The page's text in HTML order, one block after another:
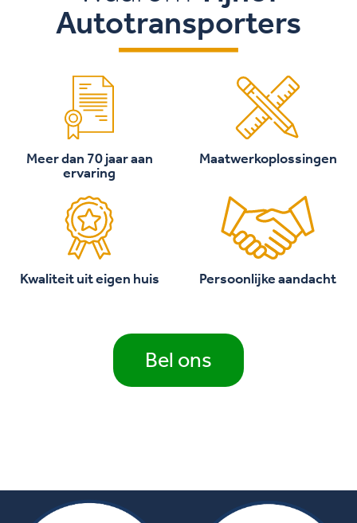
Autotransporters
Meer dan 70 jaar aan
ervaring
Maatwerkoplossingen
Kwaliteit uit eigen huis Persoonlijke aandacht
Bel ons